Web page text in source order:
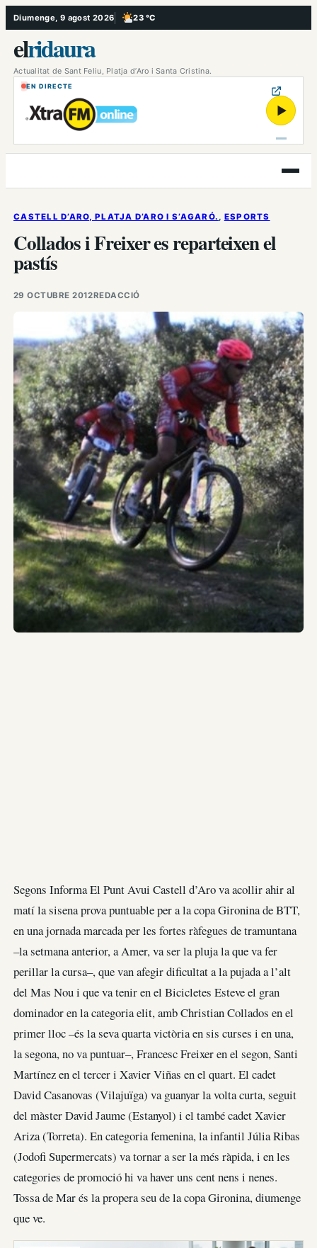
Vés
al
contingut
Diumenge, 9 agost 2026 23 °C
, Poc ennuvolat
elridaura
Actualitat de Sant Feliu, Platja d’Aro i Santa Cristina.
EN DIRECTE
▶
Obre
el
CASTELL D’ARO, PLATJA D’ARO I S’AGARÓ. , ESPORTS
Collados i Freixer es reparteixen el
pastís
29 OCTUBRE 2012REDACCIÓ
Segons Informa El Punt Avui Castell d’Aro va acollir ahir al
matí la sisena prova puntuable per a la copa Gironina de BTT,
en una jornada marcada per les fortes ràfegues de tramuntana
–la setmana anterior, a Amer, va ser la pluja la que va fer
perillar la cursa–, que van afegir dificultat a la pujada a l’alt
del Mas Nou i que va tenir en el Bicicletes Esteve el gran
dominador en la categoria elit, amb Christian Collados en el
primer lloc –és la seva quarta victòria en sis curses i en una,
la segona, no va puntuar–, Francesc Freixer en el segon, Santi
Martínez en el tercer i Xavier Viñas en el quart. El cadet
David Casanovas (Vilajuïga) va guanyar la volta curta, seguit
del màster David Jaume (Estanyol) i el també cadet Xavier
Ariza (Torreta). En categoria femenina, la infantil Júlia Ribas
(Jodofi Supermercats) va tornar a ser la més ràpida, i en les
categories de promoció hi va haver uns cent nens i nenes.
Tossa de Mar és la propera seu de la copa Gironina, diumenge
que ve.